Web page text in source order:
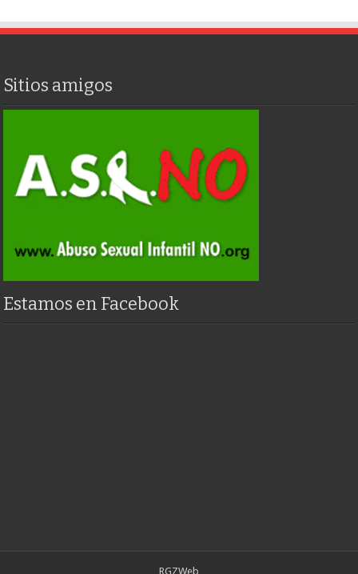
Sitios amigos
Estamos en Facebook
RGZWeb